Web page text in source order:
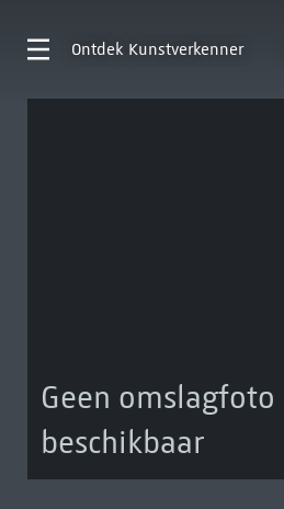
Ontdek Kunstverkenner
Geen omslagfoto
beschikbaar